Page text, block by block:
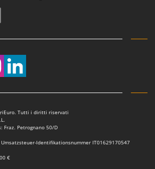
Tutti i diritti riservati
Fraz. Petrognano 50/D
Identifikationsnummer IT01629170547
€